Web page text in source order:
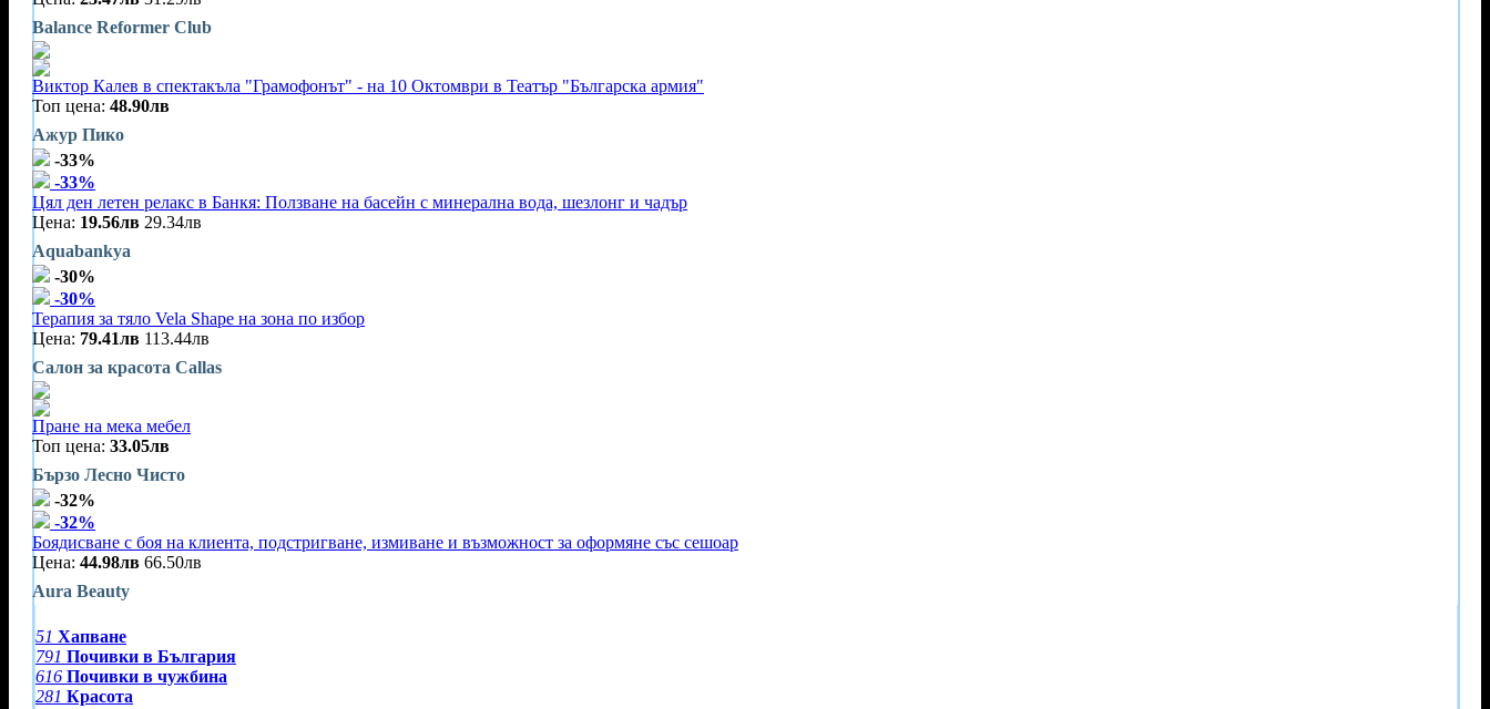
Balance Reformer Club
Виктор Калев в спектакъла "Грамофонът" - на 10 Октомври в Театър "Българска армия"
Топ цена: 48.90лв
Ажур Пико
-33%
-33%
Цял ден летен релакс в Банкя: Ползване на басейн с минерална вода, шезлонг и чадър
Цена: 19.56лв 29.34лв
Aquabankya
-30%
-30%
Терапия за тяло Vela Shape на зона по избор
Цена: 79.41лв 113.44лв
Салон за красота Callas
Пране на мека мебел
Топ цена: 33.05лв
Бързо Лесно Чисто
-32%
-32%
Боядисване с боя на клиента, подстригване, измиване и възможност за оформяне със сешоар
Цена: 44.98лв 66.50лв
Aura Beauty
51 Хапване
791 Почивки в България
616 Почивки в чужбина
281 Красота